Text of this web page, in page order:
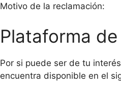
Motivo de la reclamación:
Plataforma
Por si puede ser de tu
encuentra disponible en el